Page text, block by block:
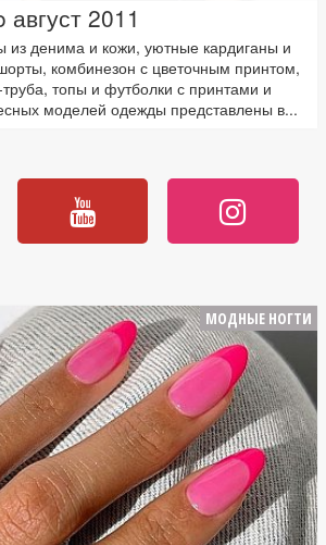
2011
из денима и кожи, уютные кардиганы и
комбинезон с цветочным принтом,
труба, топы и футболки с принтами и
моделей одежды представлены в...
МОДНЫЕ НОГТИ